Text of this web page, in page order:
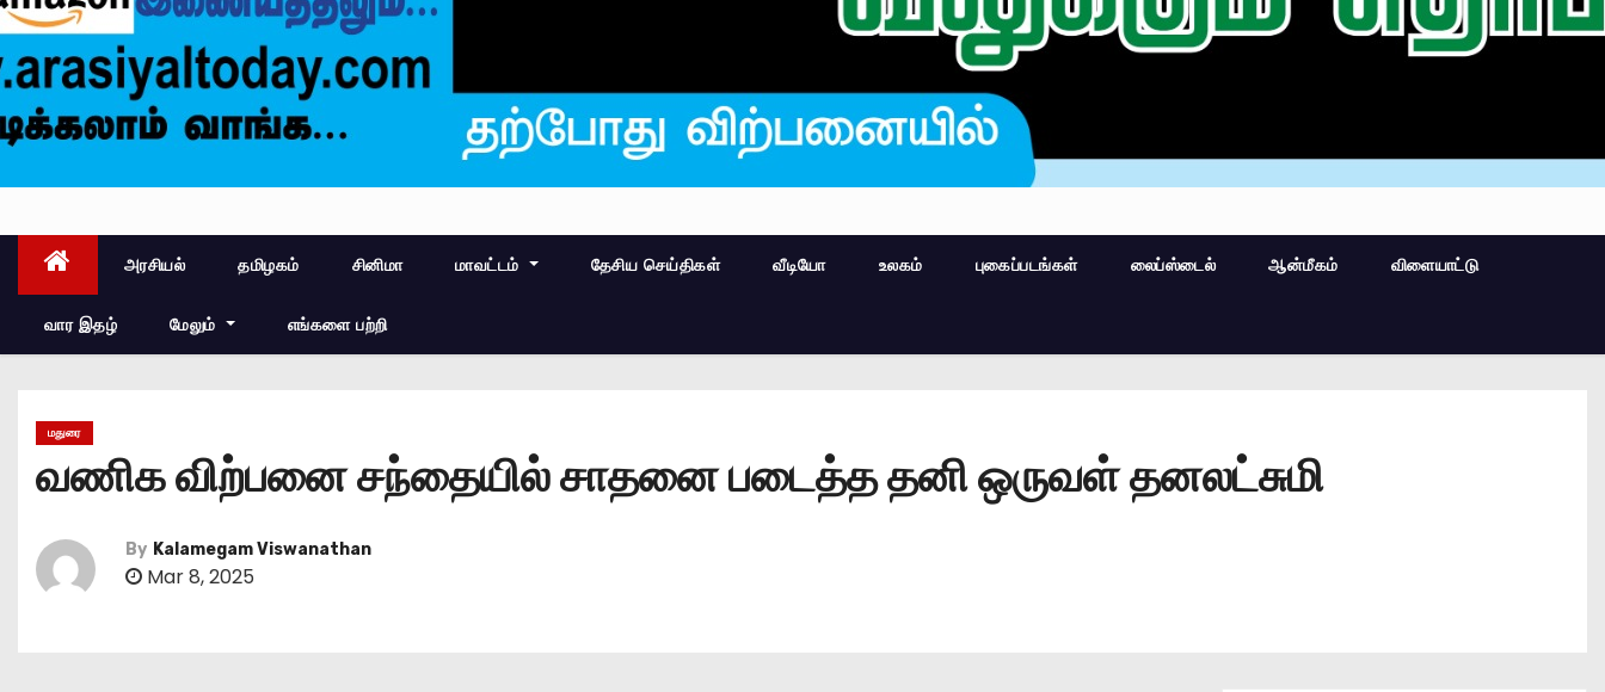
அரசியல் தமிழகம் சினிமா மாவட்டம் தேசிய செய்திகள் வீடியோ உலகம் புகைப்படங்கள் லைப்ஸ்டைல் ஆன்மீகம் விளையாட்டு
வார இதழ் மேலும் எங்களை பற்றி
மதுரை
வணிக விற்பனை சந்தையில் சாதனை படைத்த தனி ஒருவள் தனலட்சுமி
By Kalamegam Viswanathan
Mar 8, 2025